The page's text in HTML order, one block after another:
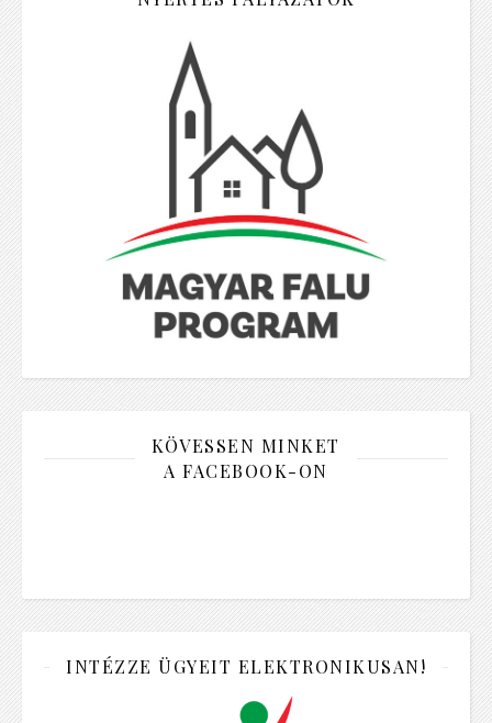
KÖVESSEN MINKET
A FACEBOOK-ON
INTÉZZE ÜGYEIT ELEKTRONIKUSAN!